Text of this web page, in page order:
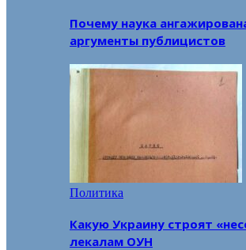
Почему наука
аргументы публицистов
Политика
Какую Украину строят
лекалам ОУН